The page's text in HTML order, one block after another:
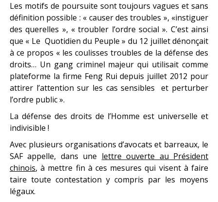
Les motifs de poursuite sont toujours vagues et sans
définition possible : « causer des troubles », «instiguer
des querelles », « troubler l’ordre social ». C’est ainsi
que « Le Quotidien du Peuple » du 12 juillet dénonçait
à ce propos « les coulisses troubles de la défense des
droits… Un gang criminel majeur qui utilisait comme
plateforme la firme Feng Rui depuis juillet 2012 pour
attirer l’attention sur les cas sensibles et perturber
l’ordre public ».
La défense des droits de l’Homme est universelle et
indivisible !
Avec plusieurs organisations d’avocats et barreaux, le
SAF appelle, dans une lettre ouverte au Président
chinois, à mettre fin à ces mesures qui visent à faire
taire toute contestation y compris par les moyens
légaux.